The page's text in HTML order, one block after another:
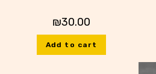
₪30.00
Add to cart